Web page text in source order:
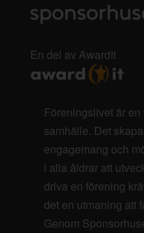
En del av AwardIt
Föreningslivet är
samhälle. Det
engagemang och
i alla åldrar att
driva en förening
det en utmaning att
Genom